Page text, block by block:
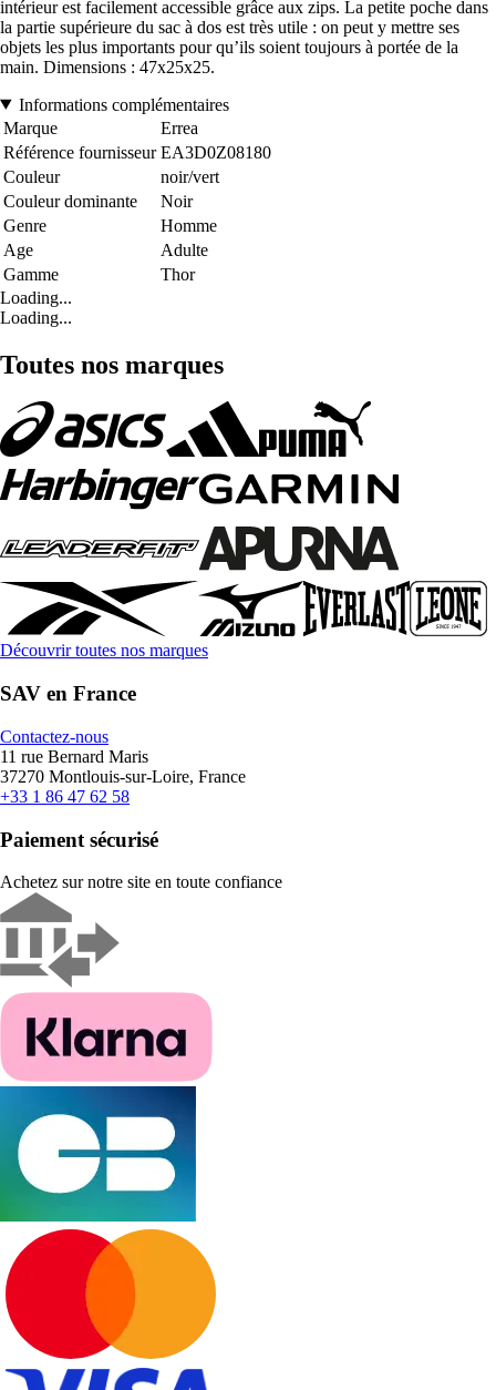
intérieur est facilement accessible grâce aux zips. La petite poche dans
la partie supérieure du sac à dos est très utile : on peut y mettre ses
objets les plus importants pour qu’ils soient toujours à portée de la
main. Dimensions : 47x25x25.
Informations complémentaires
Marque
Errea
Référence fournisseur EA3D0Z08180
Couleur
noir/vert
Couleur dominante
Noir
Genre
Homme
Age
Adulte
Gamme
Thor
Loading...
Loading...
Toutes nos marques
Découvrir toutes nos marques
SAV en France
Contactez-nous
11 rue Bernard Maris
37270 Montlouis-sur-Loire, France
+33 1 86 47 62 58
Paiement sécurisé
Achetez sur notre site en toute confiance